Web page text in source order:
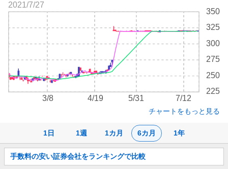
1日 1週 1カ月 6カ月 1年
225
250
275
300
325
350
3/8 4/19 5/31 7/12
2021/7/27
チャートをもっと見る
お
知
手数料の安い証券会社をランキングで比較